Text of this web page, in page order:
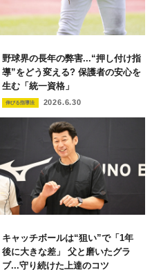
野球界の長年の弊害...“押し付け指
導”をどう変える? 保護者の安心を
生む「統一資格」
伸びる指導法 2026.6.30
キャッチボールは“狙い”で「1年
後に大きな差」 父と磨いたグラ
ブ...守り続けた上達のコツ